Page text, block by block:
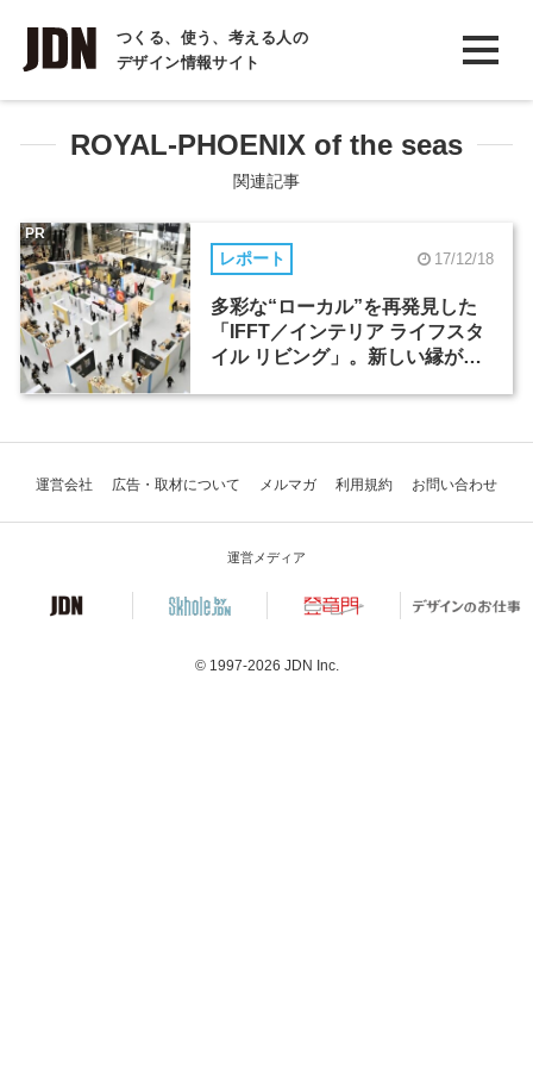
つくる、使う、考える人の
デザイン情報サイト
INTERVIEW
インタビュー
REPORT
COLUMN
コラム
ROYAL-PHOENIX of the seas
関連記事
レポート 17/12/18
多彩な“ローカル”を再発見した
「IFFT／インテリア ライフスタ
イル リビング」。新しい縁が生
PR
運営会社 広告・取材について メルマガ 利用規約 お問い合わせ
運営メディア
© 1997-2026 JDN Inc.